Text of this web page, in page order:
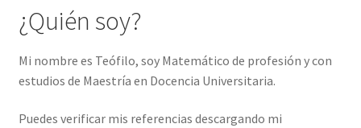
¿Quién soy?
Mi nombre es Teófilo, soy Matemático de profesión y con
estudios de Maestría en Docencia Universitaria.
Puedes verificar mis referencias descargando mi